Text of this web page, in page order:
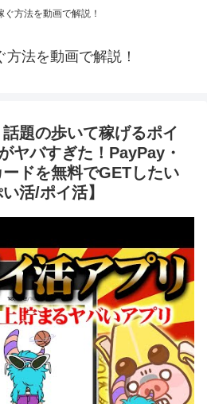
ぐ方法を動画で解説！
方法を動画で解説！
話題の歩いて稼げるポイ
ヤバすぎた！PayPay・
ドを無料でGETしたい
活/ポイ活】